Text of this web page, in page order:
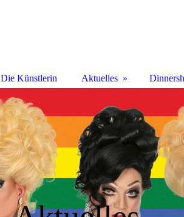
Die Künstlerin Aktuelles